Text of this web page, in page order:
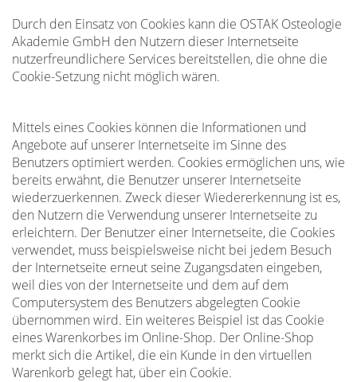
Durch den Einsatz von Cookies kann die OSTAK Osteologie
Akademie GmbH den Nutzern dieser Internetseite
nutzerfreundlichere Services bereitstellen, die ohne die
Cookie-Setzung nicht möglich wären.
Mittels eines Cookies können die Informationen und
Angebote auf unserer Internetseite im Sinne des
Benutzers optimiert werden. Cookies ermöglichen uns, wie
bereits erwähnt, die Benutzer unserer Internetseite
wiederzuerkennen. Zweck dieser Wiedererkennung ist es,
den Nutzern die Verwendung unserer Internetseite zu
erleichtern. Der Benutzer einer Internetseite, die Cookies
verwendet, muss beispielsweise nicht bei jedem Besuch
der Internetseite erneut seine Zugangsdaten eingeben,
weil dies von der Internetseite und dem auf dem
Computersystem des Benutzers abgelegten Cookie
übernommen wird. Ein weiteres Beispiel ist das Cookie
eines Warenkorbes im Online-Shop. Der Online-Shop
merkt sich die Artikel, die ein Kunde in den virtuellen
Warenkorb gelegt hat, über ein Cookie.